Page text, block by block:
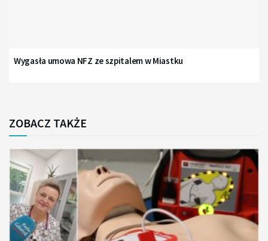
Wygasła umowa NFZ ze szpitalem w Miastku
ZOBACZ TAKŻE